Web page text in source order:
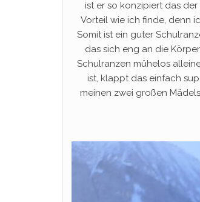
ist er so konzipiert das
Vorteil wie ich finde, denn
Somit ist ein guter
das sich eng an die
Schulranzen mühelos
ist, klappt das einfach
meinen zwei großen